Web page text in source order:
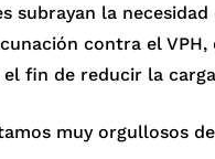
subrayan la
contra el
fin de reducir la
muy orgullosos